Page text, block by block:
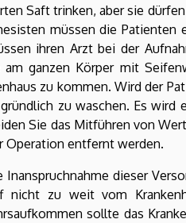
Saft trinken, aber sie
müssen die Patienten
ihren Arzt bei der
am ganzen Körper mit
zu kommen. Wird der
zu waschen. Es wird
Sie das Mitführen von
Operation entfernt werden.
Inanspruchnahme dieser
nicht zu weit vom
sollte das